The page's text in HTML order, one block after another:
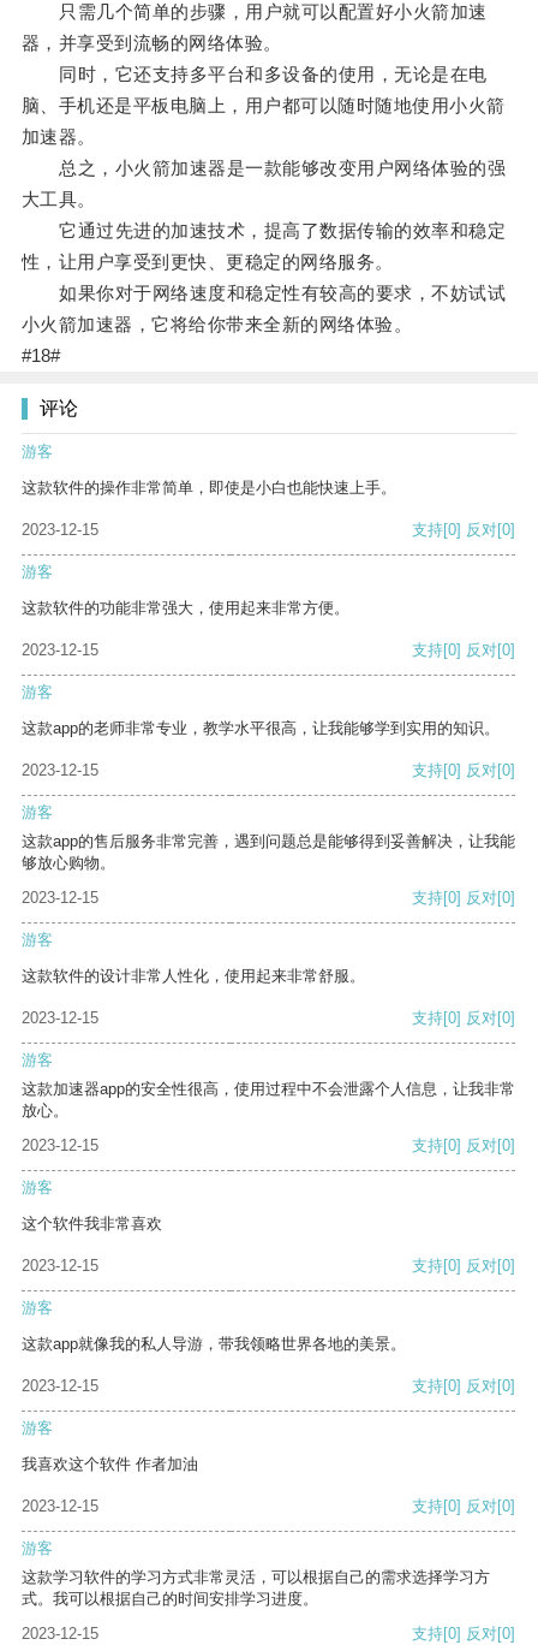
只需几个简单的步骤，用户就可以配置好小火箭加速
器，并享受到流畅的网络体验。
同时，它还支持多平台和多设备的使用，无论是在电
脑、手机还是平板电脑上，用户都可以随时随地使用小火箭
加速器。
总之，小火箭加速器是一款能够改变用户网络体验的强
大工具。
它通过先进的加速技术，提高了数据传输的效率和稳定
性，让用户享受到更快、更稳定的网络服务。
如果你对于网络速度和稳定性有较高的要求，不妨试试
小火箭加速器，它将给你带来全新的网络体验。
#18#
评论
游客
这款软件的操作非常简单，即使是小白也能快速上手。
2023-12-15 支持[0] 反对[0]
游客
这款软件的功能非常强大，使用起来非常方便。
2023-12-15 支持[0] 反对[0]
游客
这款app的老师非常专业，教学水平很高，让我能够学到实用的知识。
2023-12-15 支持[0] 反对[0]
游客
这款app的售后服务非常完善，遇到问题总是能够得到妥善解决，让我能
够放心购物。
2023-12-15
支持[0] 反对[0]
游客
这款软件的设计非常人性化，使用起来非常舒服。
2023-12-15 支持[0] 反对[0]
游客
这款加速器app的安全性很高，使用过程中不会泄露个人信息，让我非常
放心。
2023-12-15
支持[0] 反对[0]
游客
这个软件我非常喜欢
2023-12-15 支持[0] 反对[0]
游客
这款app就像我的私人导游，带我领略世界各地的美景。
2023-12-15 支持[0] 反对[0]
游客
我喜欢这个软件 作者加油
2023-12-15 支持[0] 反对[0]
游客
这款学习软件的学习方式非常灵活，可以根据自己的需求选择学习方
式。我可以根据自己的时间安排学习进度。
2023-12-15
支持[0] 反对[0]